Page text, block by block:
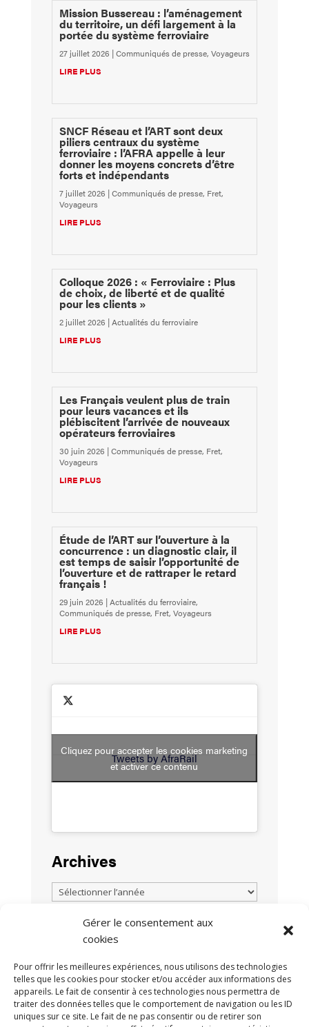
Gérer le consentement aux
cookies
Pour offrir les meilleures expériences, nous utilisons des technologies
telles que les cookies pour stocker et/ou accéder aux informations des
appareils. Le fait de consentir à ces technologies nous permettra de
traiter des données telles que le comportement de navigation ou les ID
uniques sur ce site. Le fait de ne pas consentir ou de retirer son
Mission Bussereau : l’aménagement
du territoire, un défi largement à la
portée du système ferroviaire
27 juillet 2026 |Communiqués de presse, Voyageurs
LIRE PLUS
SNCF Réseau et l’ART sont deux
piliers centraux du système
ferroviaire : l’AFRA appelle à leur
donner les moyens concrets d’être
forts et indépendants
7 juillet 2026 |Communiqués de presse, Fret,
Voyageurs
LIRE PLUS
Colloque 2026 : « Ferroviaire : Plus
de choix, de liberté et de qualité
pour les clients »
2 juillet 2026 |Actualités du ferroviaire
LIRE PLUS
Les Français veulent plus de train
pour leurs vacances et ils
plébiscitent l’arrivée de nouveaux
opérateurs ferroviaires
30 juin 2026 |Communiqués de presse, Fret,
Voyageurs
LIRE PLUS
Étude de l’ART sur l’ouverture à la
concurrence : un diagnostic clair, il
est temps de saisir l’opportunité de
l’ouverture et de rattraper le retard
français !
29 juin 2026 |Actualités du ferroviaire,
Communiqués de presse, Fret, Voyageurs
LIRE PLUS
Tweets by AfraRail
Cliquez pour accepter les cookies marketing
et activer ce contenu
Archives
TOUTES LES ACTUALITÉS